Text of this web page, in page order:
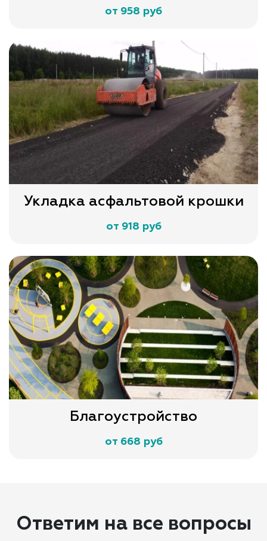
от 958 руб
Укладка асфальтовой крошки
от 918 руб
Благоустройство
от 668 руб
Ответим на все вопросы